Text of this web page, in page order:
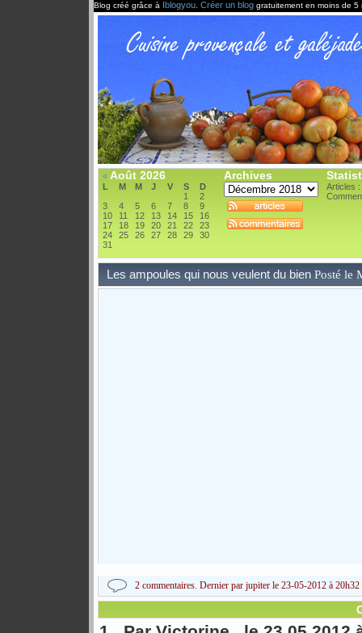
Blog créé grâce à Iblogyou Créer un blog gratuitement en moins de 5
« Août 2026
L M M J V S
D
1
2
3
4 5 6 7 8
9
10
11 12 13 14 15
16
17
18 19 20 21 22
23
24
25 26 27 28 29
30
31
Archives
Articles :
Les ampoules qui nous veulent du bien Posté le
2 commentaires. Dernier par jupiter le 23-05-2012 à